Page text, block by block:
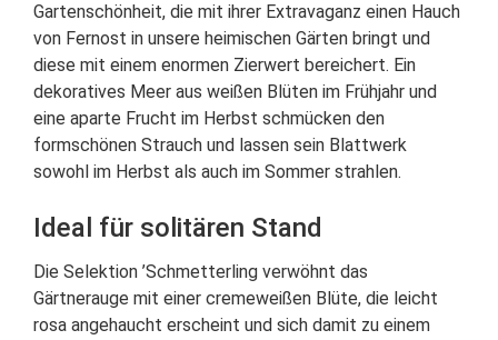
Gartenschönheit, die mit ihrer Extravaganz einen Hauch
von Fernost in unsere heimischen Gärten bringt und
diese mit einem enormen Zierwert bereichert. Ein
dekoratives Meer aus weißen Blüten im Frühjahr und
eine aparte Frucht im Herbst schmücken den
formschönen Strauch und lassen sein Blattwerk
sowohl im Herbst als auch im Sommer strahlen.
Ideal für solitären Stand
Die Selektion ’Schmetterling verwöhnt das
Gärtnerauge mit einer cremeweißen Blüte, die leicht
rosa angehaucht erscheint und sich damit zu einem